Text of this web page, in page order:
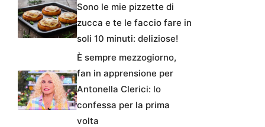
Sono le mie pizzette di
zucca e te le faccio fare in
soli 10 minuti: deliziose!
È sempre mezzogiorno,
fan in apprensione per
Antonella Clerici: lo
confessa per la prima
volta